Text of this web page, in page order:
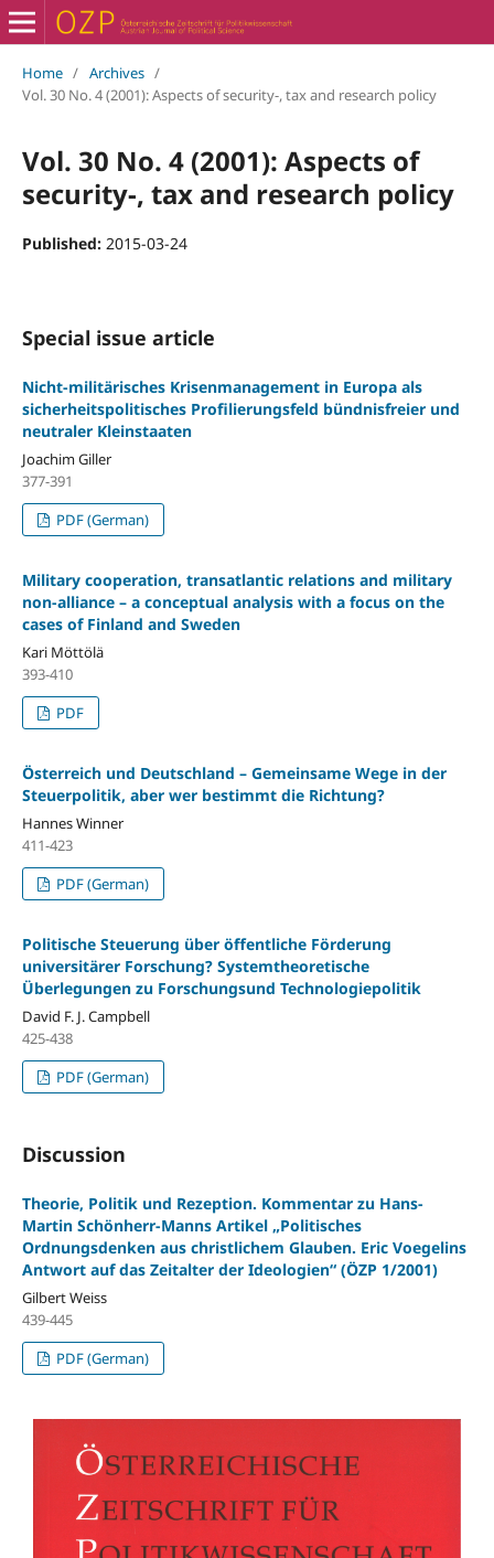
Home / Archives /
Vol. 30 No. 4 (2001): Aspects of security-, tax and research policy
Vol. 30 No. 4 (2001): Aspects of
security-, tax and research policy
Published: 2015-03-24
Special issue article
Nicht-militärisches Krisenmanagement in Europa als
sicherheitspolitisches Profilierungsfeld bündnisfreier und
neutraler Kleinstaaten
Joachim Giller
377-391
PDF (German)
Military cooperation, transatlantic relations and military
non-alliance – a conceptual analysis with a focus on the
cases of Finland and Sweden
Kari Möttölä
393-410
PDF
Österreich und Deutschland – Gemeinsame Wege in der
Steuerpolitik, aber wer bestimmt die Richtung?
Hannes Winner
411-423
PDF (German)
Politische Steuerung über öffentliche Förderung
universitärer Forschung? Systemtheoretische
Überlegungen zu Forschungsund Technologiepolitik
David F. J. Campbell
425-438
PDF (German)
Discussion
Theorie, Politik und Rezeption. Kommentar zu Hans-
Martin Schönherr-Manns Artikel „Politisches
Ordnungsdenken aus christlichem Glauben. Eric Voegelins
Antwort auf das Zeitalter der Ideologien“ (ÖZP 1/2001)
Gilbert Weiss
439-445
PDF (German)